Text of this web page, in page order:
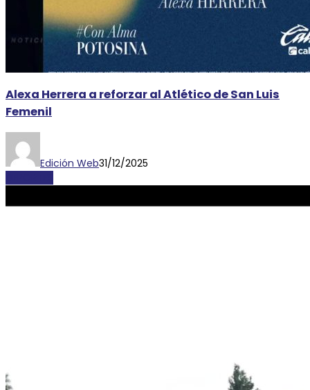
Alexa Herrera a reforzar al Atlético de San Luis
Femenil
Edición Web31/12/2025